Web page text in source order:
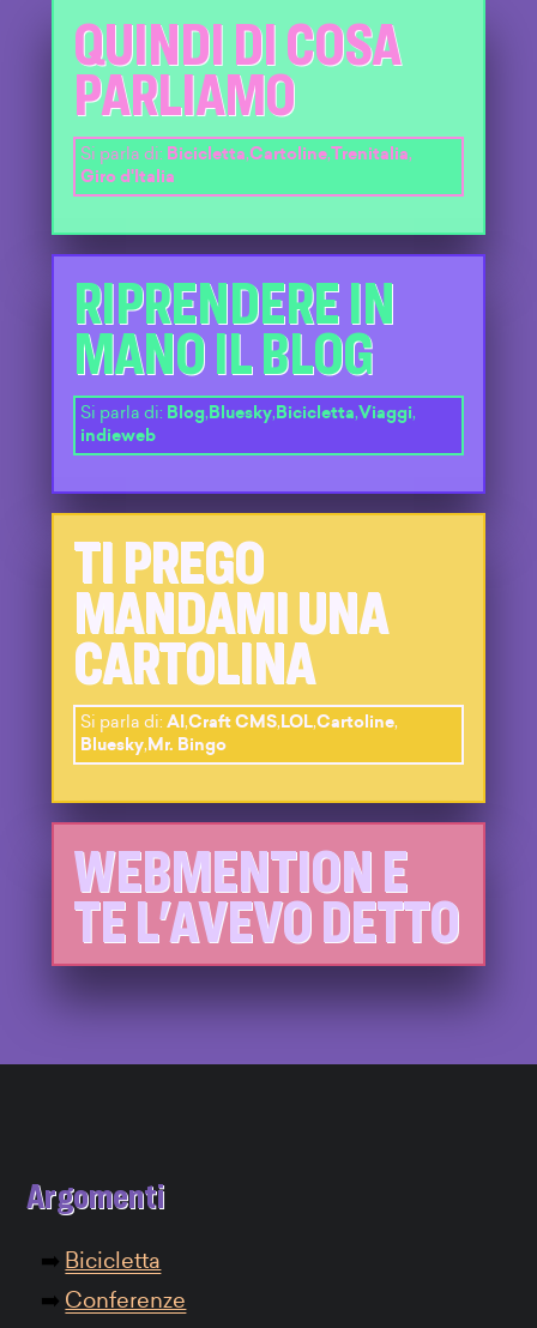
QUINDI DI COSA
PARLIAMO
Si parla di: Bicicletta,Cartoline,Trenitalia,
Giro d'Italia
RIPRENDERE IN
MANO IL BLOG
Si parla di: Blog,Bluesky,Bicicletta,Viaggi,
indieweb
TI PREGO
MANDAMI UNA
CARTOLINA
Si parla di: AI ,Craft CMS,LOL,Cartoline,
Bluesky,Mr. Bingo
WEBMENTION E
TE L'AVEVO DETTO
Argomenti
Bicicletta
Conferenze